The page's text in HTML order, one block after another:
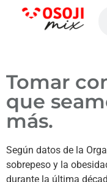
Tomar
que
más.
Según datos de la
sobrepeso y la
durante la última